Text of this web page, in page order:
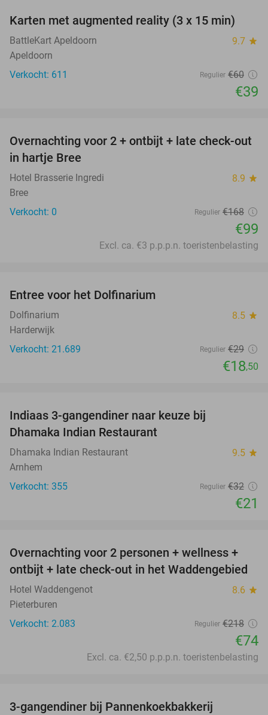
35%
Karten met augmented reality (3 x 15 min)
BattleKart Apeldoorn 9.7 star
Apeldoorn
Verkocht: 611
Regulier €60
€39
41%
TODAY
Overnachting voor 2 + ontbijt + late check-out
in hartje Bree
Hotel Brasserie Ingredi 8.9 star
Bree
Verkocht: 0
Regulier €168
€99
Excl. ca. €3 p.p.p.n. toeristenbelasting
Entree voor het Dolfinarium
Dolfinarium 8.5 star
Harderwijk
Verkocht: 21.689
Regulier €29
€18,50
Indiaas 3-gangendiner naar keuze bij
Dhamaka Indian Restaurant
Dhamaka Indian Restaurant 9.5 star
Arnhem
Verkocht: 355
Regulier €32
€21
66%
Overnachting voor 2 personen + wellness +
ontbijt + late check-out in het Waddengebied
Hotel Waddengenot 8.6 star
Pieterburen
Verkocht: 2.083
Regulier €218
€74
Excl. ca. €2,50 p.p.p.n. toeristenbelasting
3-gangendiner bij Pannenkoekbakkerij